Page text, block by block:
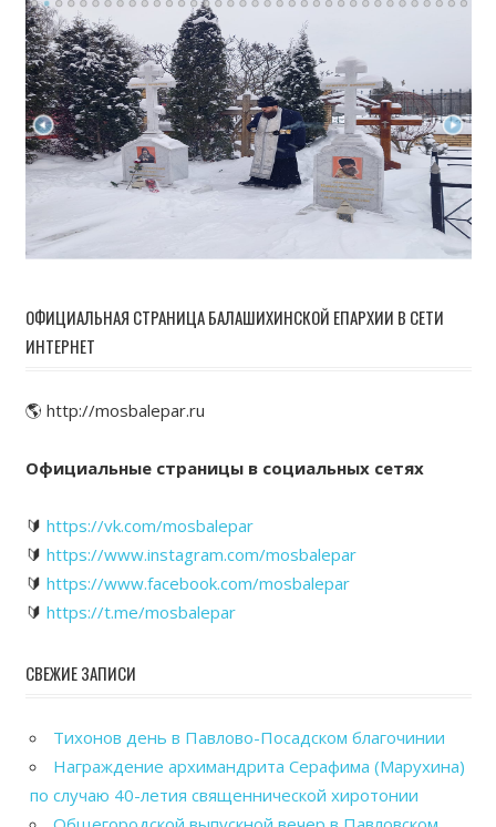
ОФИЦИАЛЬНАЯ СТРАНИЦА БАЛАШИХИНСКОЙ ЕПАРХИИ В СЕТИ
ИНТЕРНЕТ
🌎 http://mosbalepar.ru
Официальные страницы в социальных сетях
🔰 https://vk.com/mosbalepar
🔰 https://www.instagram.com/mosbalepar
🔰 https://www.facebook.com/mosbalepar
🔰 https://t.me/mosbalepar
СВЕЖИЕ ЗАПИСИ
Тихонов день в Павлово-Посадском благочинии
Награждение архимандрита Серафима (Марухина)
по случаю 40-летия священнической хиротонии